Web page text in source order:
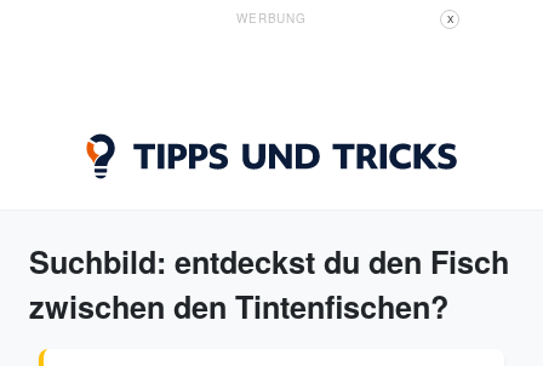
WERBUNG X
Suchbild: entdeckst du den Fisch
zwischen den Tintenfischen?